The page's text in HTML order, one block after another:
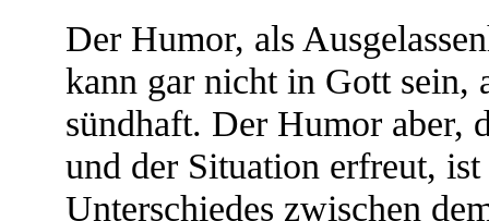
Der Humor, als
kann gar nicht in Gott sein,
sündhaft. Der Humor aber,
und der Situation erfreut,
Unterschiedes zwischen